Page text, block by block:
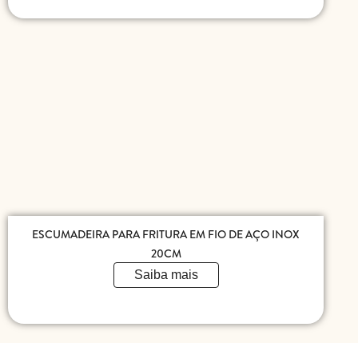
ESCUMADEIRA PARA FRITURA EM FIO DE AÇO INOX
20CM
Saiba mais